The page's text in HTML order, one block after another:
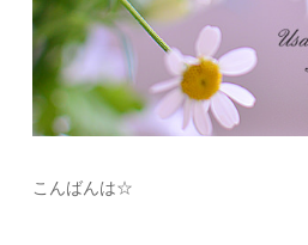
こんばんは☆